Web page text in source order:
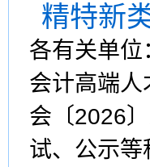
精特新
各有关单
会计高端
会〔2026
试、公示